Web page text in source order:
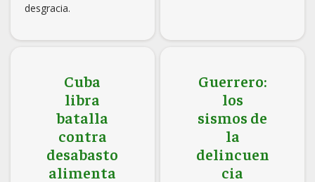
desgracia.
Cuba
libra
batalla
contra
desabasto
alimenta
Guerrero:
los
sismos de
la
delincuen
cia